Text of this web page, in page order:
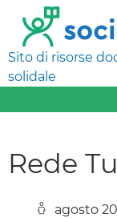
Sito di risorse
solidale
Rede
agosto